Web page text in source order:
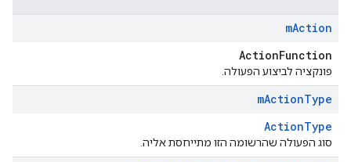
mAction
ActionFunction
פונקציה לביצוע הפעולה.
mActionType
ActionType
סוג הפעולה שהרשומה הזו מתייחסת אליה.